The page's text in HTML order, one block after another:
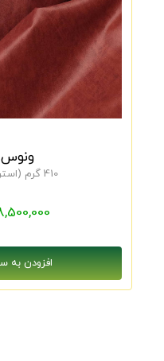
ونوس 16
410 گرم (استر طوسی)
8,500,000